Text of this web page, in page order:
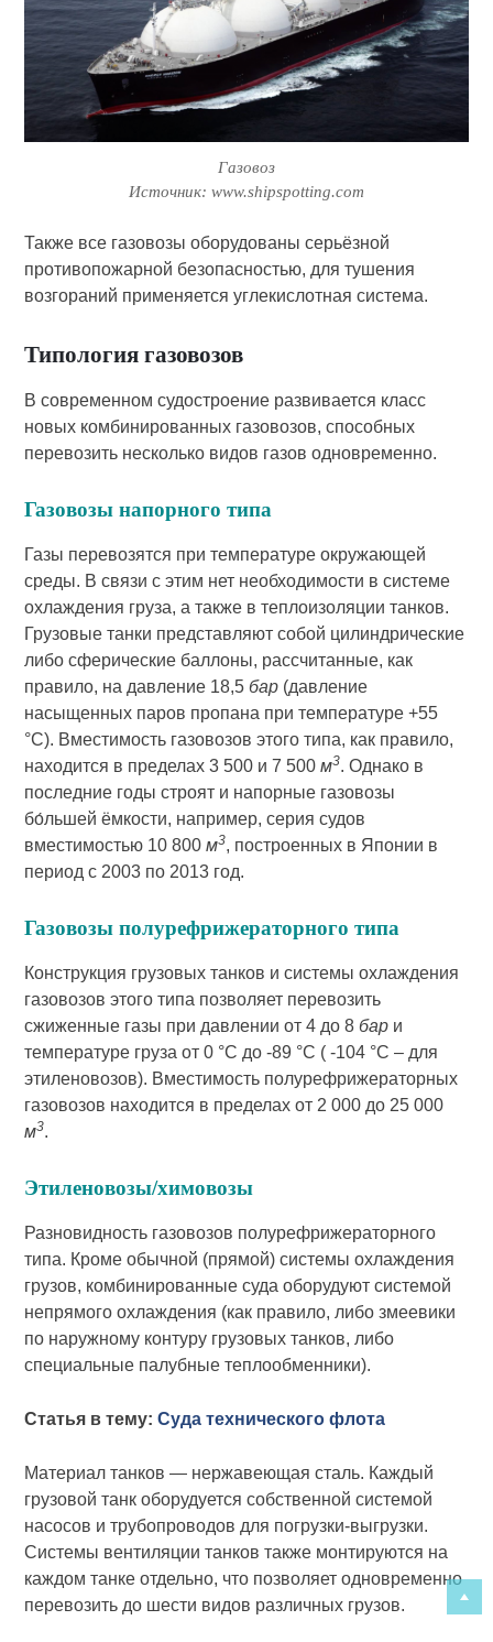
Газовоз
Источник: www.shipspotting.com
Также все газовозы оборудованы серьёзной
противопожарной безопасностью, для тушения
возгораний применяется углекислотная система.
Типология газовозов
В современном судостроение развивается класс
новых комбинированных газовозов, способных
перевозить несколько видов газов одновременно.
Газовозы напорного типа
Газы перевозятся при температуре окружающей
среды. В связи с этим нет необходимости в системе
охлаждения груза, а также в теплоизоляции танков.
Грузовые танки представляют собой цилиндрические
либо сферические баллоны, рассчитанные, как
правило, на давление 18,5бар (давление
насыщенных паров пропана при температуре +55
°С). Вместимость газовозов этого типа, как правило,
находится в пределах 3 500 и 7 500м3. Однако в
последние годы строят и напорные газовозы
бо́льшей ёмкости, например, серия судов
вместимостью 10 800м3, построенных в Японии в
период с 2003 по 2013 год.
Газовозы полурефрижераторного типа
Конструкция грузовых танков и системы охлаждения
газовозов этого типа позволяет перевозить
сжиженные газы при давлении от 4 до 8бар и
температуре груза от 0 °С до -89 °С ( -104 °С – для
этиленовозов). Вместимость полурефрижераторных
газовозов находится в пределах от 2 000 до 25 000
м3.
Этиленовозы/химовозы
Разновидность газовозов полурефрижераторного
типа. Кроме обычной (прямой) системы охлаждения
грузов, комбинированные суда оборудуют системой
непрямого охлаждения (как правило, либо змеевики
по наружному контуру грузовых танков, либо
специальные палубные теплообменники).
Статья в тему:Суда технического флота
Материал танков — нержавеющая сталь. Каждый
грузовой танк оборудуется собственной системой
насосов и трубопроводов для погрузки-выгрузки.
Системы вентиляции танков также монтируются на
каждом танке отдельно, что позволяет одновременно
перевозить до шести видов различных грузов.